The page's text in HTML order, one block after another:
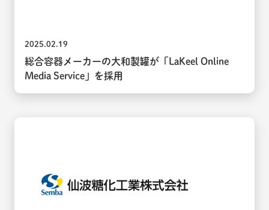
2025.02.19
総合容器メーカーの大和製罐が「LaKeel Online
Media Service」を採用